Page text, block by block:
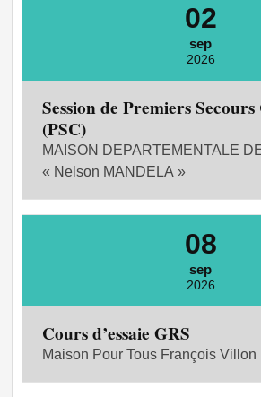
02
sep
2026
Session de Premiers
(PSC)
MAISON DEPARTEMENTALE
« Nelson MANDELA »
08
sep
2026
Cours d’essaie GRS
Maison Pour Tous François Villon